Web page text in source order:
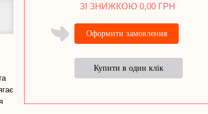
ЗІ ЗНИЖКОЮ 0,00 ГРН